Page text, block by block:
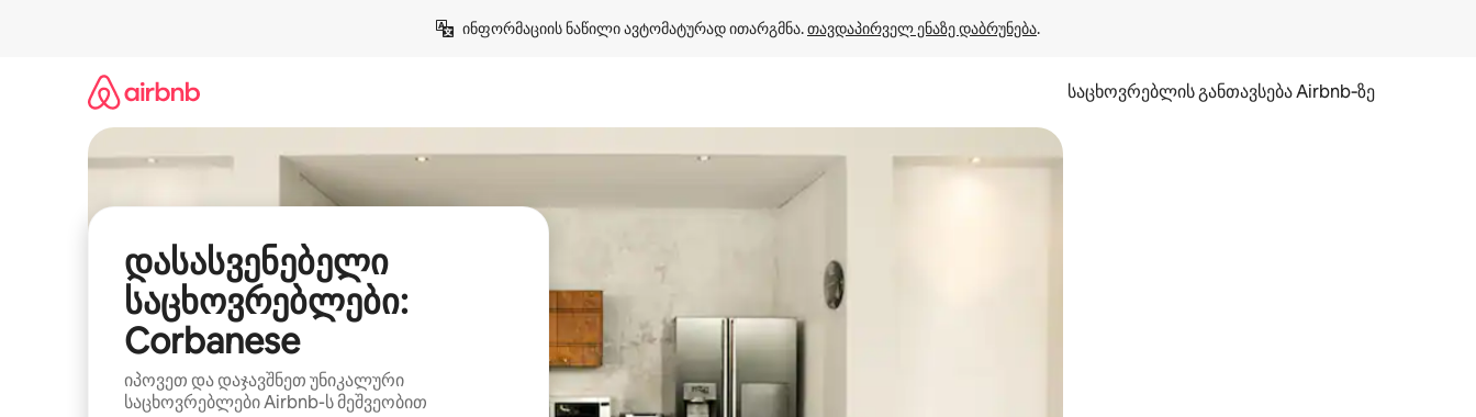
ინფორმაციის ნაწილი ავტომატურად ითარგმნა. თავდაპირველ ენაზე დაბრუნება.
საცხოვრებლის განთავსება Airbnb‑ზე
დასასვენებელი
საცხოვრებლები:
Corbanese
იპოვეთ და დაჯავშნეთ უნიკალური
საცხოვრებლები Airbnb-ს მეშვეობით